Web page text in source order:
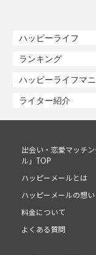
ハッピーライフ
ランキング
ハッピーライフマ
ライター紹介
出会い・恋愛マッチ
ル」TOP
ハッピーメールとは
ハッピーメールの想い
料金について
よくある質問